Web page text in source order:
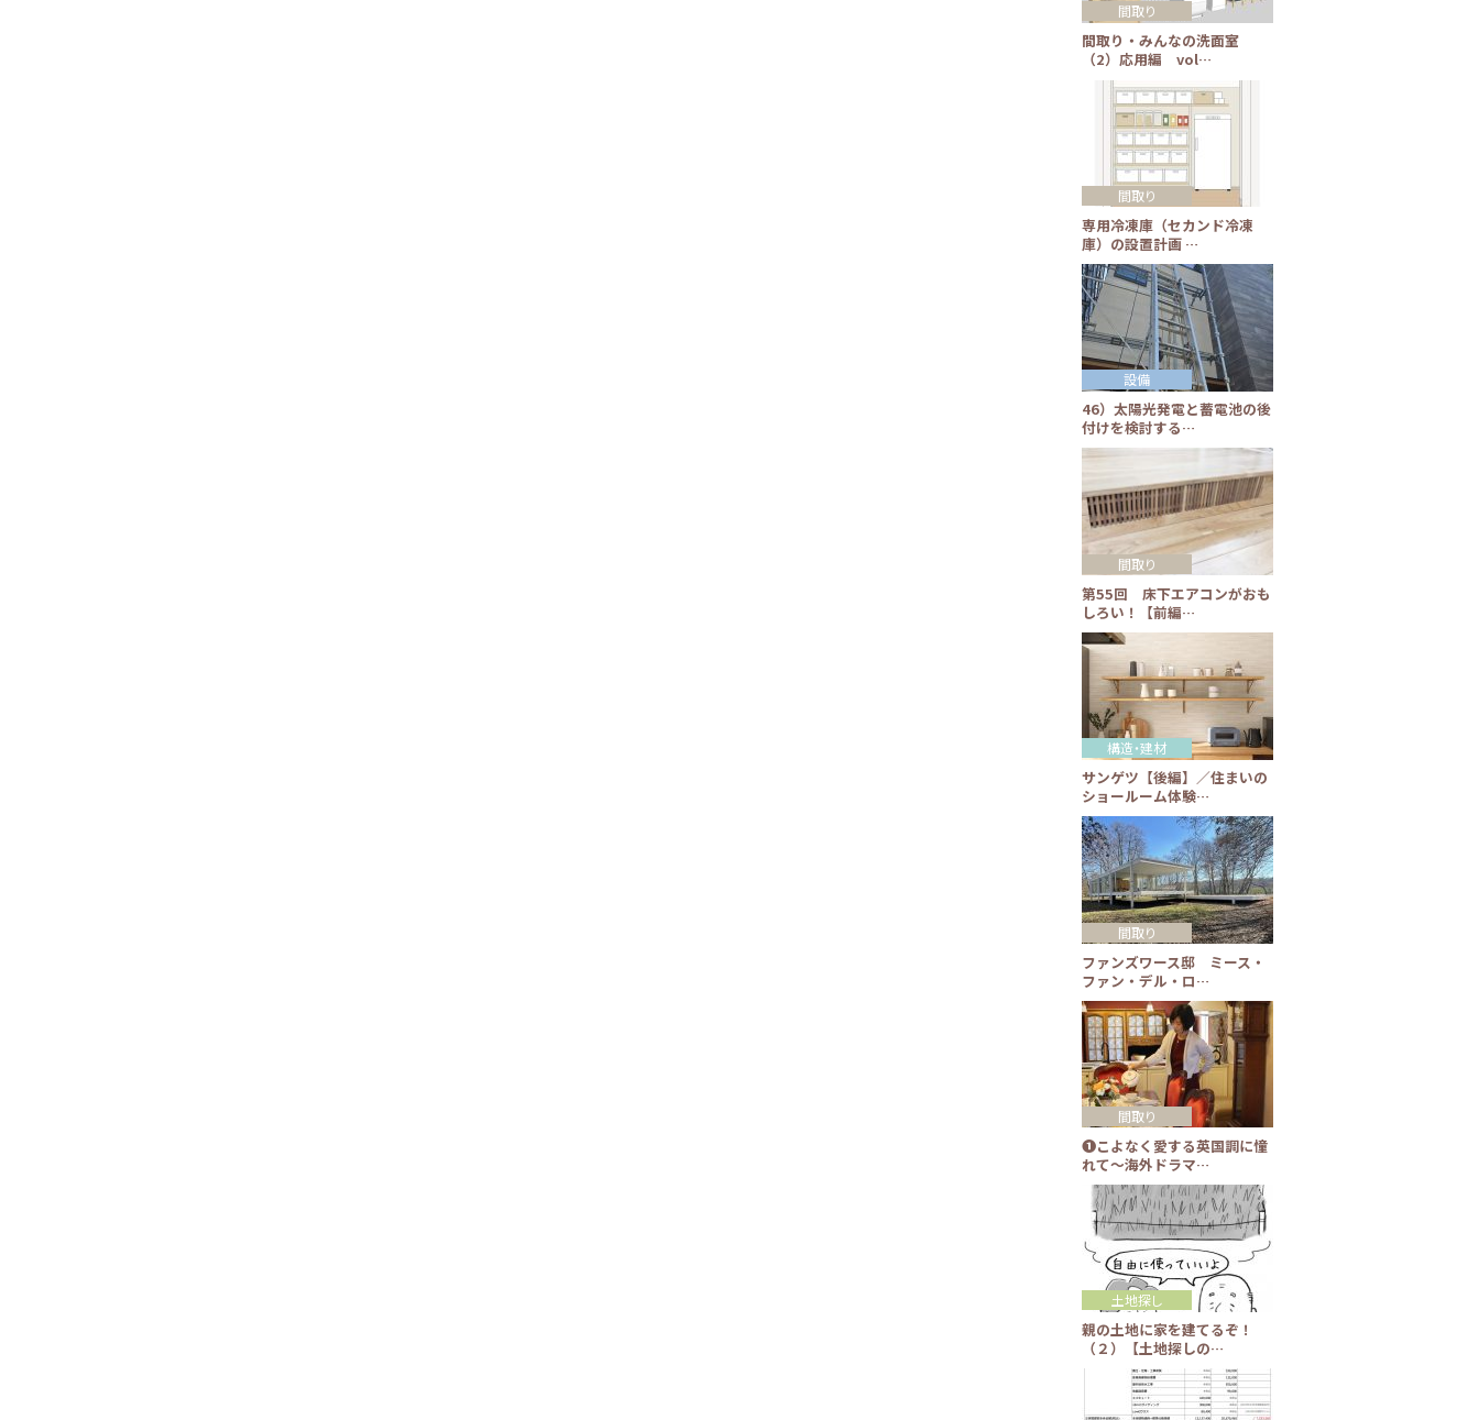
間取り・みんなの洗面室
（2）応用編 vol…
間取り
専用冷凍庫（セカンド冷凍
庫）の設置計画 …
間取り
46）太陽光発電と蓄電池の後
付けを検討する…
設備
第55回 床下エアコンがおも
しろい！【前編…
間取り
サンゲツ【後編】／住まいの
ショールーム体験…
構造・建材
ファンズワース邸 ミース・
ファン・デル・ロ…
間取り
❶こよなく愛する英国調に憧
れて～海外ドラマ…
間取り
親の土地に家を建てるぞ！
（２）【土地探しの…
土地探し